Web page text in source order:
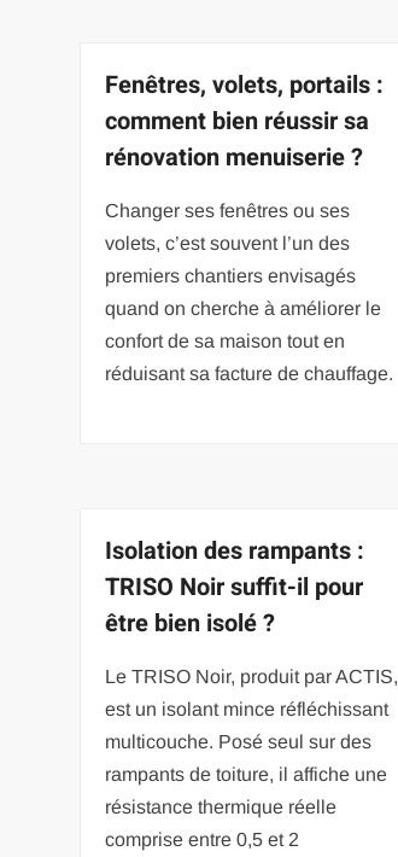
Fenêtres, volets, portails :
comment bien réussir sa
rénovation menuiserie ?
Changer ses fenêtres ou ses
volets, c’est souvent l’un des
premiers chantiers envisagés
quand on cherche à améliorer le
confort de sa maison tout en
réduisant sa facture de chauffage.
Isolation des rampants :
TRISO Noir suffit-il pour
être bien isolé ?
Le TRISO Noir, produit par ACTIS,
est un isolant mince réfléchissant
multicouche. Posé seul sur des
rampants de toiture, il affiche une
résistance thermique réelle
comprise entre 0,5 et 2